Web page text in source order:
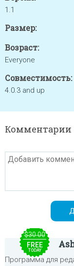
1.1
Размер:
Возраст:
Everyone
Совместимость:
4.0.3 and up
Комментарии
$30.00
FREE
TODAY
Программа для